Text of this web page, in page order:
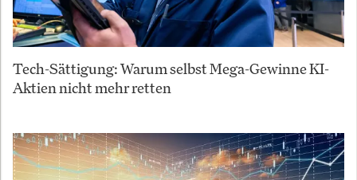
Tech-Sättigung: Warum selbst Mega-Gewinne KI-
Aktien nicht mehr retten